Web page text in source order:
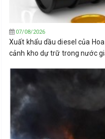
07/08/2026
Xuất khẩu dầu diesel của
cảnh kho dự trữ trong nước